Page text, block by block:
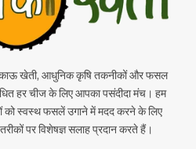
खेती, आधुनिक कृषि तकनीकों और फसल
हर चीज के लिए आपका पसंदीदा मंच। हम
को स्वस्थ फसलें उगाने में मदद करने के लिए
पर विशेषज्ञ सलाह प्रदान करते हैं।